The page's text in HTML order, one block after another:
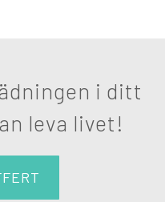
i ditt
leva livet!